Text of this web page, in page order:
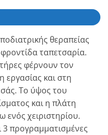
θεραπείας
ταπετσαρία.
φέρνουν τον
εργασίας και στη
Το ύψος του
και η πλάτη
χειριστηρίου.
3 προγραμματισμένες